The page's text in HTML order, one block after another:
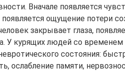
Вначале появляется
появляется ощущение потери
закрывает глаза,
У курящих людей со
состояния:
ослабление памяти,